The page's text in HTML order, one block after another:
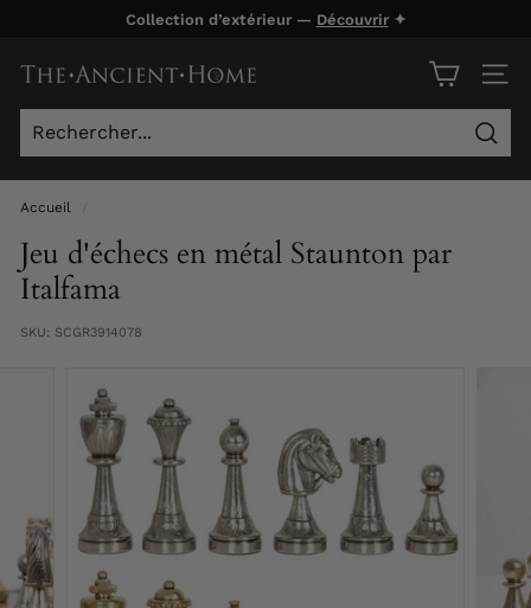
contenu
Collection d’extérieur — Découvrir✦
T
h
e
A
n
c
i
n
e
F
r
Accueil
Jeu d'échecs en métal Staunton par
Italfama
SKU: SCGR3914078